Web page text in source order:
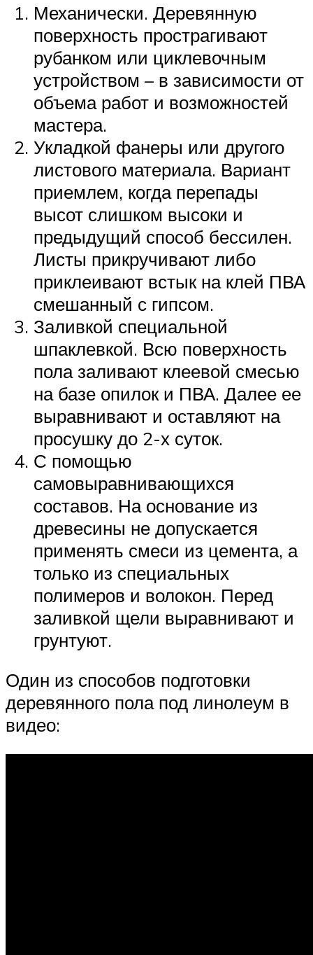
Механически. Деревянную
поверхность прострагивают
рубанком или циклевочным
устройством – в зависимости от
объема работ и возможностей
мастера.
Укладкой фанеры или другого
листового материала. Вариант
приемлем, когда перепады
высот слишком высоки и
предыдущий способ бессилен.
Листы прикручивают либо
приклеивают встык на клей ПВА
смешанный с гипсом.
Заливкой специальной
шпаклевкой. Всю поверхность
пола заливают клеевой смесью
на базе опилок и ПВА. Далее ее
выравнивают и оставляют на
просушку до 2-х суток.
С помощью
самовыравнивающихся
составов. На основание из
древесины не допускается
применять смеси из цемента, а
только из специальных
полимеров и волокон. Перед
заливкой щели выравнивают и
грунтуют.
Один из способов подготовки
деревянного пола под линолеум в
видео: